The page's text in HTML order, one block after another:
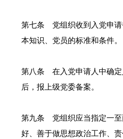
第七条 党组织收到入党申请
本知识、党员的标准和条件。
第八条 在入党申请人中确定
后，报上级党委备案。
第九条 党组织应当指定一至
好、善于做思想政治工作、